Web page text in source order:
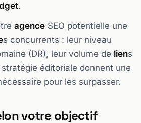
.
agence SEO potentielle une
s concurrents : leur niveau
(DR), leur volume de liens
éditoriale donnent une
pour les surpasser.
votre objectif